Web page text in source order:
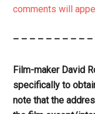
comments will
– – – – – – – – –
Film-maker David
specifically to
note that the